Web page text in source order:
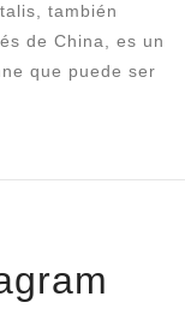
también
de China, es un
que puede ser
en matera